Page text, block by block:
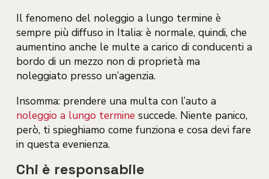
Il fenomeno del noleggio a lungo termine è
sempre più diffuso in Italia: è normale, quindi, che
aumentino anche le multe a carico di conducenti a
bordo di un mezzo non di proprietà ma
noleggiato presso un’agenzia.
Insomma: prendere una multa con l’auto a
noleggio a lungo terminesuccede. Niente panico,
però, ti spieghiamo come funziona e cosa devi fare
in questa evenienza.
Chi è responsabile